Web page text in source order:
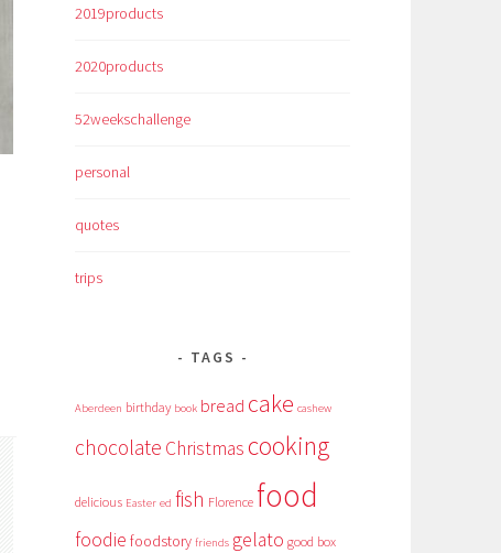
2019products
2020products
52weekschallenge
personal
quotes
trips
TAGS
Aberdeen birthday book bread cake cashew
chocolate Christmas cooking
delicious Easter ed fish Florence food
foodie foodstory friends gelato good box